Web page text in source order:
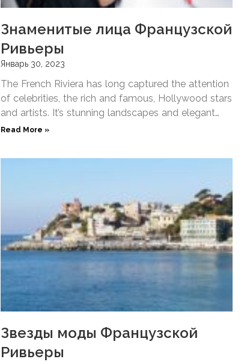
Знаменитые лица Французской
Ривьеры
Январь 30, 2023
The French Riviera has long captured the attention
of celebrities, the rich and famous, Hollywood stars
and artists. It’s stunning landscapes and elegant
waterfronts make
Read More »
Звезды моды Французской
Ривьеры